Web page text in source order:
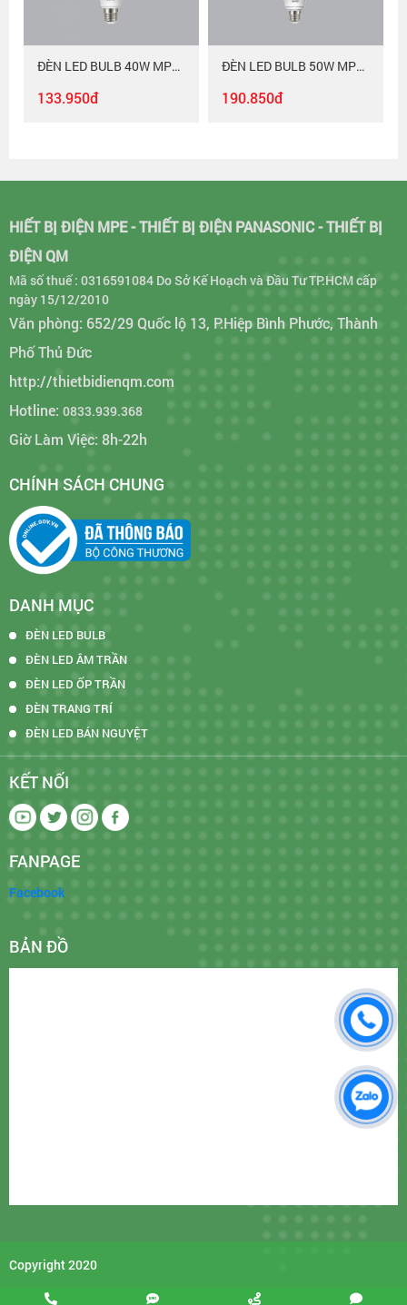
ĐÈN LED BULB 40W MPE LBD2-40
133.950đ
ĐÈN LED BULB 50W MPE LBD2-50
190.850đ
HIẾT BỊ ĐIỆN MPE - THIẾT BỊ ĐIỆN PANASONIC - THIẾT BỊ
ĐIỆN QM
Mã số thuế : 0316591084 Do Sở Kế Hoạch và Đầu Tư TP.HCM cấp
ngày 15/12/2010
Văn phòng: 652/29 Quốc lộ 13, P.Hiệp Bình Phước, Thành
Phố Thủ Đức
http://thietbidienqm.com
Hotline: 0833.939.368
Giờ Làm Việc: 8h-22h
CHÍNH SÁCH CHUNG
DANH MỤC
ĐÈN LED BULB
ĐÈN LED ÂM TRẦN
ĐÈN LED ỐP TRẦN
ĐÈN TRANG TRÍ
ĐÈN LED BÁN NGUYỆT
KẾT NỐI
FANPAGE
Facebook
BẢN ĐỒ
Copyright 2020